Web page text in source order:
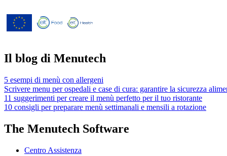
Il blog di Menutech
5 esempi di menù con allergeni
Scrivere menu per ospedali e case di cura: garantire la sicurezza
11 suggerimenti per creare il menù perfetto per il tuo ristorante
10 consigli per preparare menù settimanali e mensili a rotazione
The Menutech Software
Centro Assistenza